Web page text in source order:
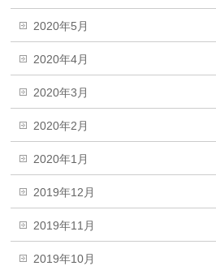
2020年5月
2020年4月
2020年3月
2020年2月
2020年1月
2019年12月
2019年11月
2019年10月